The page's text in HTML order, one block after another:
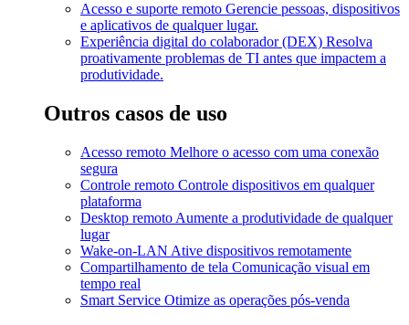
Acesso e suporte remoto Gerencie pessoas, dispositivos
e aplicativos de qualquer lugar.
Experiência digital do colaborador (DEX) Resolva
proativamente problemas de TI antes que impactem a
produtividade.
Outros casos de uso
Acesso remoto Melhore o acesso com uma conexão
segura
Controle remoto Controle dispositivos em qualquer
plataforma
Desktop remoto Aumente a produtividade de qualquer
lugar
Wake-on-LAN Ative dispositivos remotamente
Compartilhamento de tela Comunicação visual em
tempo real
Smart Service Otimize as operações pós-venda